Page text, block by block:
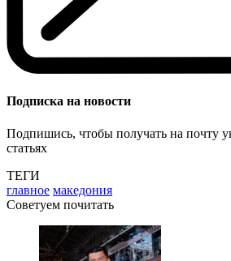
Подписка на новости
Подпишись, чтобы получать на почту
статьях
ТЕГИ
главное македония
Советуем почитать